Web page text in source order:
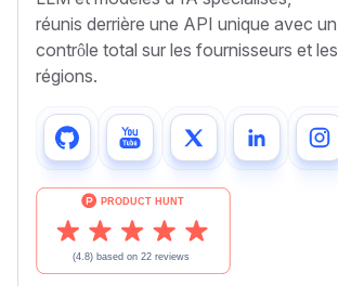
réunis derrière une API unique avec un
contrôle total sur les fournisseurs et les
régions.